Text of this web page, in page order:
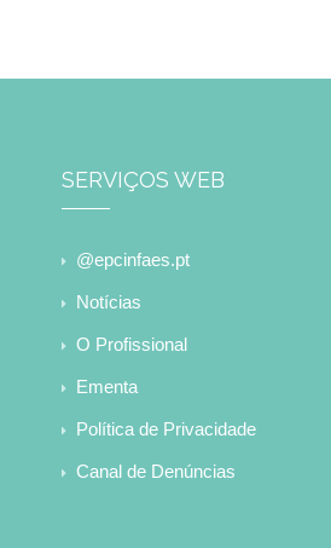
SERVIÇOS WEB
@epcinfaes.pt
Notícias
O Profissional
Ementa
Política de Privacidade
Canal de Denúncias